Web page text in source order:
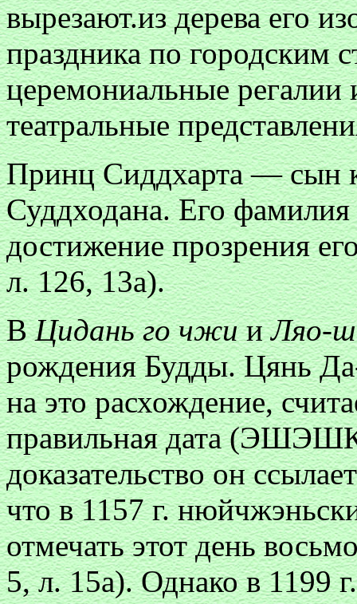
вырезают.из дерева его
праздника по городским
церемониальные регалии
театральные
Принц Сиддхарта — сын
Суддходана. Его
достижение прозрения
л. 126, 13а).
ВЦидань го чжииЛяо-
рождения Будды. Цянь
на это расхождение,
правильная дата
доказательство он
что в 1157 г.
отмечать этот день
5, л. 15а). Однако в 1199